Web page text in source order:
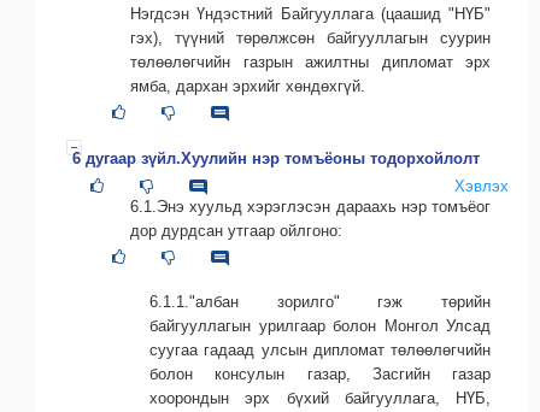
Нэгдсэн Үндэстний Байгууллага (цаашид "НҮБ"
гэх), түүний төрөлжсөн байгууллагын суурин
төлөөлөгчийн газрын ажилтны дипломат эрх
ямба, дархан эрхийг хөндөхгүй.
6 дугаар зүйл.Хуулийн нэр томъёоны тодорхойлолт
Хэвлэх
6.1.Энэ хуульд хэрэглэсэн дараахь нэр томъёог
дор дурдсан утгаар ойлгоно:
6.1.1."албан зорилго" гэж төрийн
байгууллагын урилгаар болон Монгол Улсад
суугаа гадаад улсын дипломат төлөөлөгчийн
болон консулын газар, Засгийн газар
хоорондын эрх бүхий байгууллага, НҮБ,